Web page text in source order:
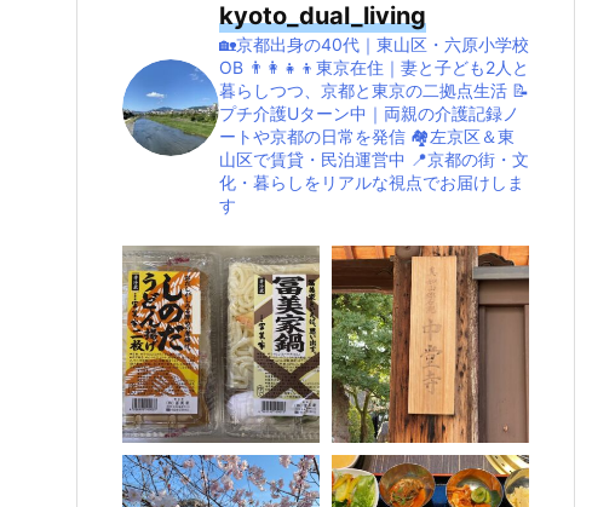
kyoto_dual_living
🏡京都出身の40代｜東山区・六原小学校
OB 👨‍👩‍👧‍👦東京在住｜妻と子ども2人と
暮らしつつ、京都と東京の二拠点生活 📝
プチ介護Uターン中｜両親の介護記録ノ
ートや京都の日常を発信 🏘左京区＆東
山区で賃貸・民泊運営中 📍京都の街・文
化・暮らしをリアルな視点でお届けしま
す